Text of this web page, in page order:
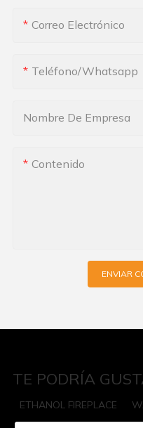
Correo Electrónico
Teléfono/whatsapp
Nombre De Empresa
Contenido
ENVIAR
TE PODRÍA
ETHANOL FIREPLACE